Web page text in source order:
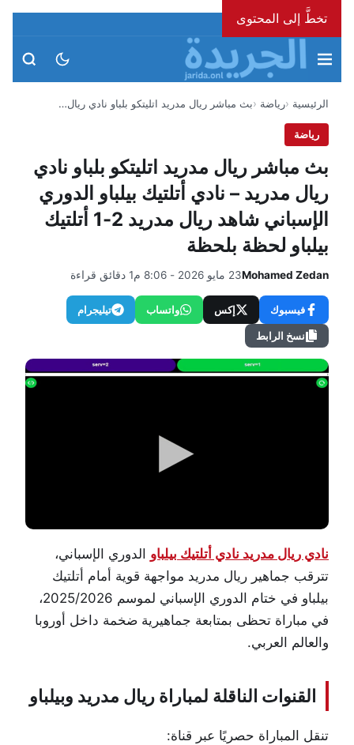
تخطَّ إلى المحتوى
الجمعة، 7 أغسطس 2026
الرئيسية رياضة بث مباشر ريال مدريد اتليتكو بلباو نادي ريال…
رياضة
بث مباشر ريال مدريد اتليتكو بلباو نادي
ريال مدريد – نادي أتلتيك بيلباو الدوري
الإسباني شاهد ريال مدريد 2-1 أتلتيك
بيلباو لحظة بلحظة
Mohamed Zedan23 مايو 2026 - 8:06 م 1 دقائق قراءة
فيسبوك إكس واتساب تيليجرام
نسخ الرابط
نادي ريال مدريد نادي أتلتيك بيلباو الدوري الإسباني،
تترقب جماهير ريال مدريد مواجهة قوية أمام أتلتيك
بيلباو في ختام الدوري الإسباني لموسم 2025/2026،
في مباراة تحظى بمتابعة جماهيرية ضخمة داخل أوروبا
والعالم العربي.
القنوات الناقلة لمباراة ريال مدريد وبيلباو
تنقل المباراة حصريًا عبر قناة: